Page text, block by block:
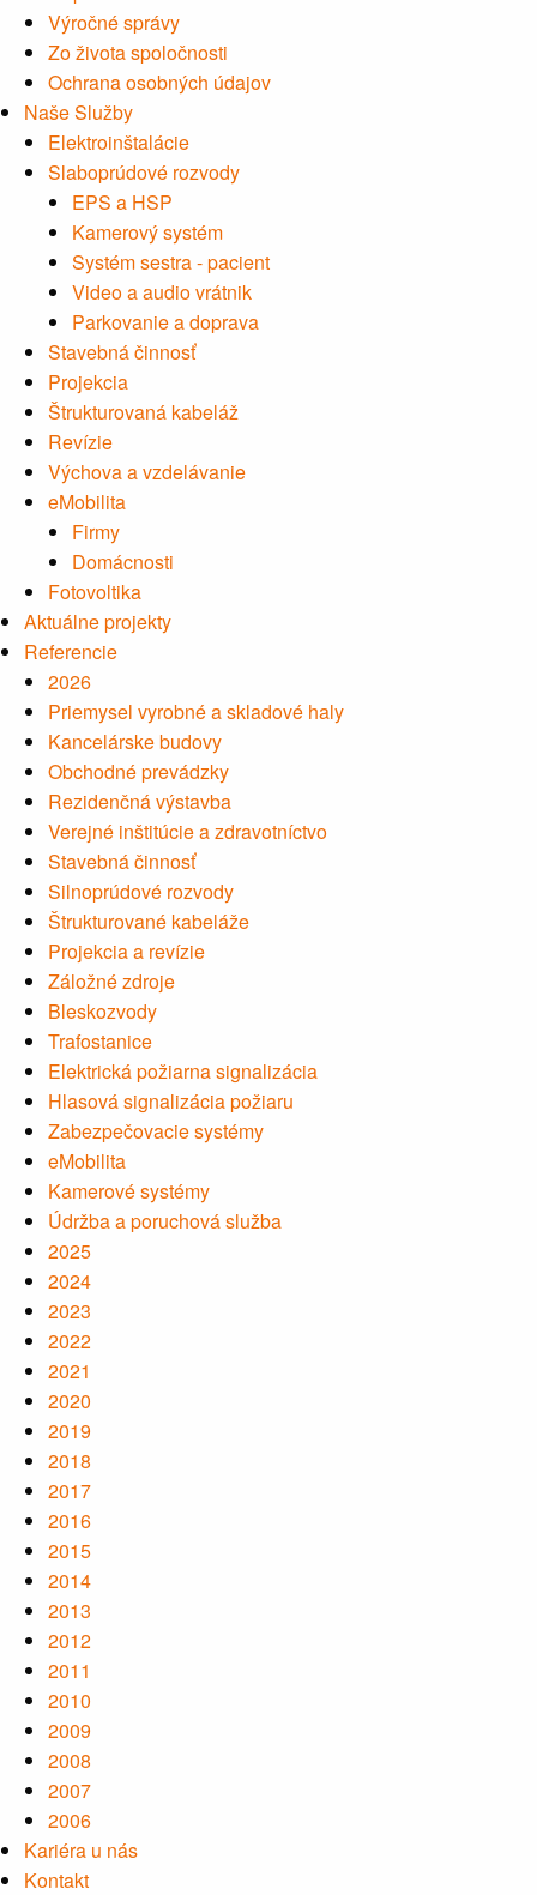
Výročné správy
Zo života spoločnosti
Ochrana osobných údajov
Naše Služby
Elektroinštalácie
Slaboprúdové rozvody
EPS a HSP
Kamerový systém
Systém sestra - pacient
Video a audio vrátnik
Parkovanie a doprava
Stavebná činnosť
Projekcia
Štrukturovaná kabeláž
Revízie
Výchova a vzdelávanie
eMobilita
Firmy
Domácnosti
Fotovoltika
Aktuálne projekty
Referencie
2026
Priemysel vyrobné a skladové haly
Kancelárske budovy
Obchodné prevádzky
Rezidenčná výstavba
Verejné inštitúcie a zdravotníctvo
Stavebná činnosť
Silnoprúdové rozvody
Štrukturované kabeláže
Projekcia a revízie
Záložné zdroje
Bleskozvody
Trafostanice
Elektrická požiarna signalizácia
Hlasová signalizácia požiaru
Zabezpečovacie systémy
eMobilita
Kamerové systémy
Údržba a poruchová služba
2025
2024
2023
2022
2021
2020
2019
2018
2017
2016
2015
2014
2013
2012
2011
2010
2009
2008
2007
2006
Kariéra u nás
Kontakt